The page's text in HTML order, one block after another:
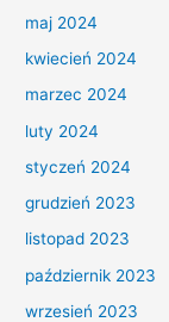
maj 2024
kwiecień 2024
marzec 2024
luty 2024
styczeń 2024
grudzień 2023
listopad 2023
październik 2023
wrzesień 2023